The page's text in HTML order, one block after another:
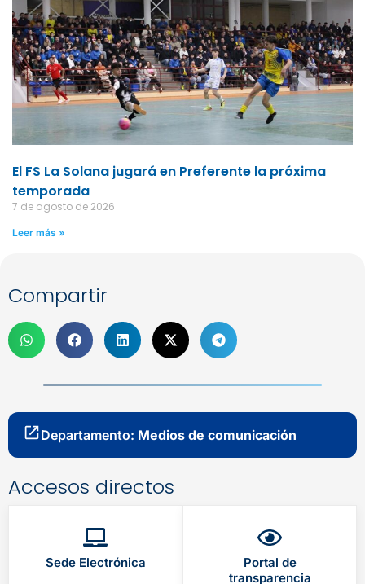
El FS La Solana jugará en Preferente la próxima
temporada
7 de agosto de 2026
Leer más »
Compartir
Departamento: Medios de comunicación
Accesos directos
Sede Electrónica
Portal de
transparencia